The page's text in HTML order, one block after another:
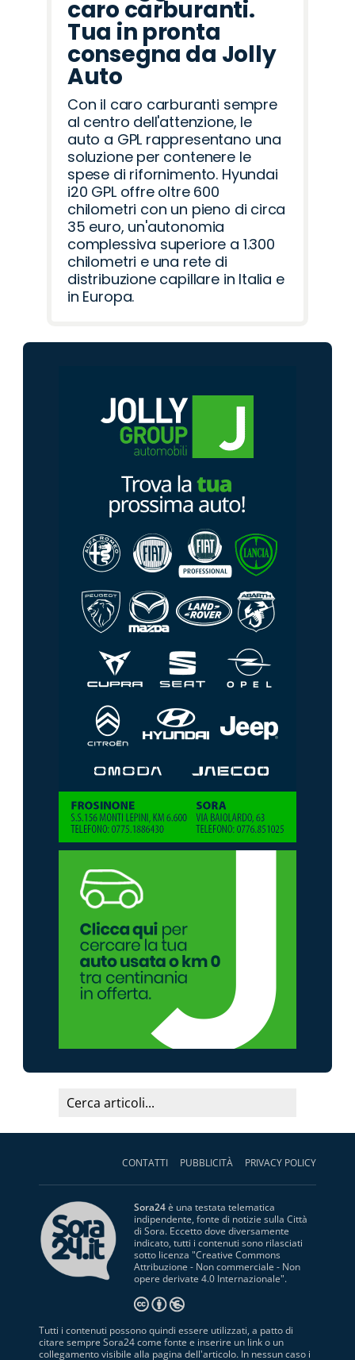
caro carburanti.
Tua in pronta
consegna da Jolly
Auto
Con il caro carburanti sempre
al centro dell'attenzione, le
auto a GPL rappresentano una
soluzione per contenere le
spese di rifornimento. Hyundai
i20 GPL offre oltre 600
chilometri con un pieno di circa
35 euro, un'autonomia
complessiva superiore a 1.300
chilometri e una rete di
distribuzione capillare in Italia e
in Europa.
CONTATTI PUBBLICITÀ PRIVACY POLICY
Sora24è una testata telematica
indipendente, fonte di notizie sulla Città
di Sora. Eccetto dove diversamente
indicato, tutti i contenuti sono rilasciati
sotto licenza "Creative Commons
Attribuzione - Non commerciale - Non
opere derivate 4.0 Internazionale".
Tutti i contenuti possono quindi essere utilizzati, a patto di
citare sempre Sora24 come fonte e inserire un link o un
collegamento visibile alla pagina dell'articolo. In nessun caso i